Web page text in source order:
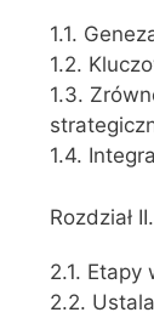
1.1.
1.2.
1.3.
1.4.
Rozdział
2.1.
2.2.